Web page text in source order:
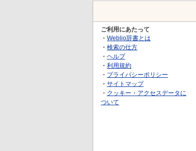
ご利用にあたって
・ Weblio辞書とは
・ 検索の仕方
・ ヘルプ
・ 利用規約
・ プライバシーポリシー
・ サイトマップ
・ クッキー・アクセスデータに
ついて